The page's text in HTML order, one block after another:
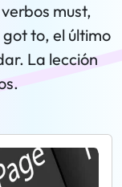
must,
to, el último
La lección